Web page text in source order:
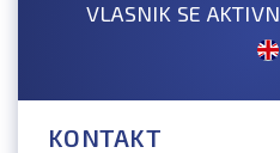
VLASNIK SE
KONTAKT